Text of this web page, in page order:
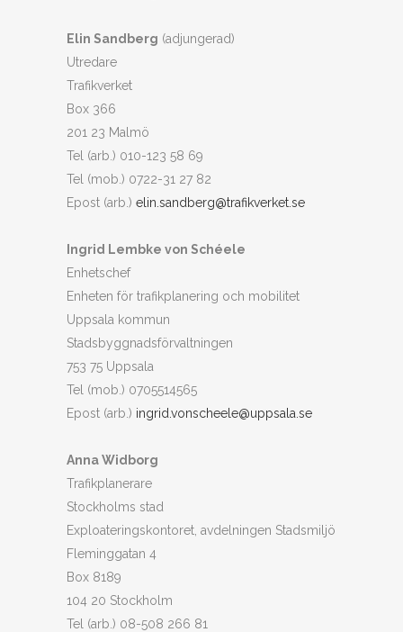
Elin Sandberg (adjungerad)
Utredare
Trafikverket
Box 366
201 23 Malmö
Tel (arb.) 010-123 58 69
Tel (mob.) 0722-31 27 82
Epost (arb.) elin.sandberg@trafikverket.se
Ingrid Lembke von Schéele
Enhetschef
Enheten för trafikplanering och mobilitet
Uppsala kommun
Stadsbyggnadsförvaltningen
753 75 Uppsala
Tel (mob.) 0705514565
Epost (arb.) ingrid.vonscheele@uppsala.se
Anna Widborg
Trafikplanerare
Stockholms stad
Exploateringskontoret, avdelningen Stadsmiljö
Fleminggatan 4
Box 8189
104 20 Stockholm
Tel (arb.) 08-508 266 81